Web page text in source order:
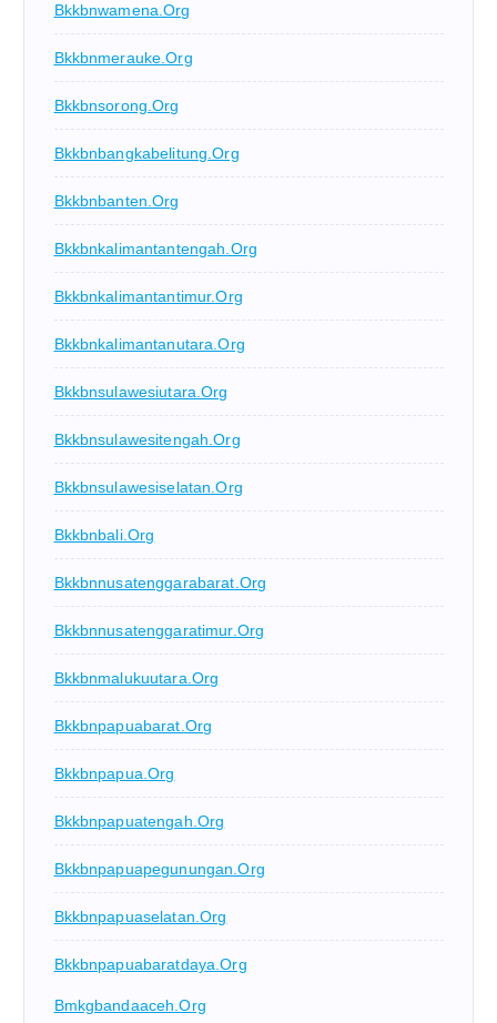
Bkkbnwamena.org
Bkkbnmerauke.org
Bkkbnsorong.org
Bkkbnbangkabelitung.org
Bkkbnbanten.org
Bkkbnkalimantantengah.org
Bkkbnkalimantantimur.org
Bkkbnkalimantanutara.org
Bkkbnsulawesiutara.org
Bkkbnsulawesitengah.org
Bkkbnsulawesiselatan.org
Bkkbnbali.org
Bkkbnnusatenggarabarat.org
Bkkbnnusatenggaratimur.org
Bkkbnmalukuutara.org
Bkkbnpapuabarat.org
Bkkbnpapua.org
Bkkbnpapuatengah.org
Bkkbnpapuapegunungan.org
Bkkbnpapuaselatan.org
Bkkbnpapuabaratdaya.org
Bmkgbandaaceh.org